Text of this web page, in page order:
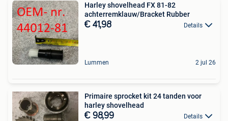
Harley shovelhead FX 81-82
achterremklauw/Bracket Rubber
€ 41,98 Details
Lummen 2 jul 26
Primaire sprocket kit 24 tanden voor
harley shovelhead
€ 98,99 Details